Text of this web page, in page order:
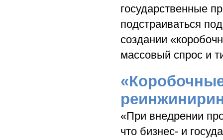
государственные
подстраиваться
создании
массовый спрос и
«При внедрении
что бизнес- и